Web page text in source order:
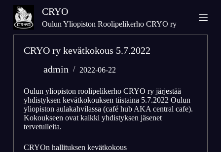
k
CRYO
Oulun Yliopiston Roolipelikerho CRYO ry
CRYO ry kevätkokous 5.7.2022
admin
2022-06-22
Oulun yliopiston roolipelikerho CRYO ry järjestää
yhdistyksen kevätkokouksen tiistaina 5.7.2022 Oulun
yliopiston aulakahvilassa (café hub AKA central cafe).
Kokoukseen ovat kaikki yhdistyksen jäsenet
tervetulleita.
CRYOn hallituksen kevätkokous